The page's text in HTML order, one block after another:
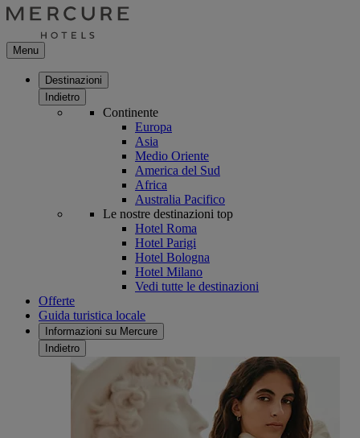
Menu
Destinazioni
Indietro
Continente
Europa
Asia
Medio Oriente
America del Sud
Africa
Australia Pacifico
Le nostre destinazioni top
Hotel Roma
Hotel Parigi
Hotel Bologna
Hotel Milano
Vedi tutte le destinazioni
Offerte
Guida turistica locale
Informazioni su Mercure
Indietro